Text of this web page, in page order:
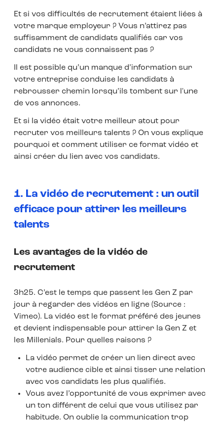
Et si vos difficultés de recrutement étaient liées à
votre marque employeur ? Vous n’attirez pas
suffisamment de candidats qualifiés car vos
candidats ne vous connaissent pas ?
Il est possible qu’un manque d’information sur
votre entreprise conduise les candidats à
rebrousser chemin lorsqu’ils tombent sur l'une
de vos annonces.
Et si la vidéo était votre meilleur atout pour
recruter vos meilleurs talents ? On vous explique
pourquoi et comment utiliser ce format vidéo et
ainsi créer du lien avec vos candidats.
1. La vidéo de recrutement : un outil
efficace pour attirer les meilleurs
talents
Les avantages de la vidéo de
recrutement
3h25. C’est le temps que passent les Gen Z par
jour à regarder des vidéos en ligne (Source :
Vimeo). La vidéo est le format préféré des jeunes
et devient indispensable pour attirer la Gen Z et
les Millenials. Pour quelles raisons ?
La vidéo permet de créer un lien direct avec
votre audience cible et ainsi tisser une relation
avec vos candidats les plus qualifiés.
Vous avez l’opportunité de vous exprimer avec
un ton différent de celui que vous utilisez par
habitude. On oublie la communication trop